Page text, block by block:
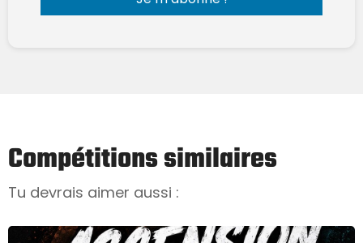
Compétitions similaires
Tu devrais aimer aussi :